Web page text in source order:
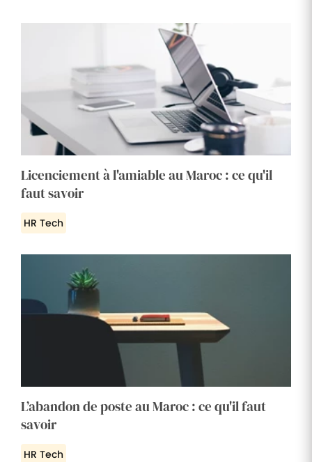
Licenciement à l'amiable au Maroc : ce qu'il
faut savoir
HR Tech
L’abandon de poste au Maroc : ce qu'il faut
savoir
HR Tech